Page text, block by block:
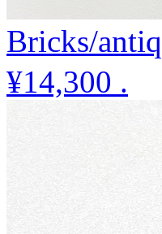
Bricks/
¥14,300 .